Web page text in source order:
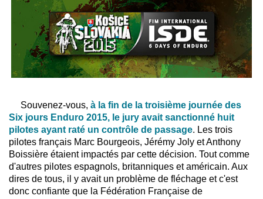
Souvenez-vous, à la fin de la troisième journée des
Six jours Enduro 2015, le jury avait sanctionné huit
pilotes ayant raté un contrôle de passage. Les trois
pilotes français Marc Bourgeois, Jérémy Joly et Anthony
Boissière étaient impactés par cette décision. Tout comme
d'autres pilotes espagnols, britanniques et américain. Aux
dires de tous, il y avait un problème de fléchage et c'est
donc confiante que la Fédération Française de